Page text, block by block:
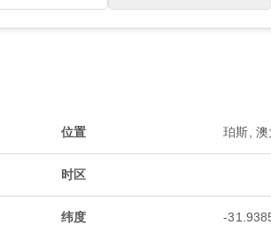
位置 珀斯, 澳
时区
纬度 -